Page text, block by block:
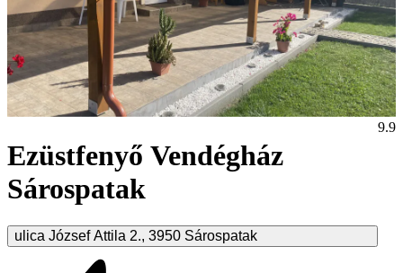
Ezüstfenyő Vendégház
Sárospatak
ulica József Attila 2., 3950 Sárospatak
9.9